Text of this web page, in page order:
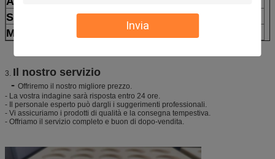
Invia
SiO2
MgO
3. Il nostro servizio
- Offriremo il nostro migliore prezzo.
- La vostra indagine sarà risposta entro 24 ore.
- Il personale esperto può dargli i suggerimenti professionali.
- Vi assicuriamo i prodotti di qualità e la consegna tempestiva.
- Offriamo il servizio completo e buon di dopo-vendita.